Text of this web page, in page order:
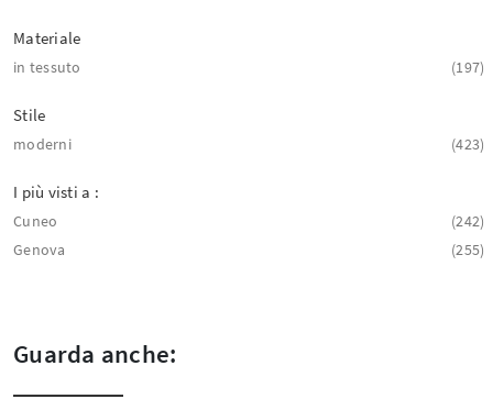
Materiale
in tessuto 197
Stile
moderni 423
I più visti a :
Cuneo
242
Genova
255
Guarda anche: